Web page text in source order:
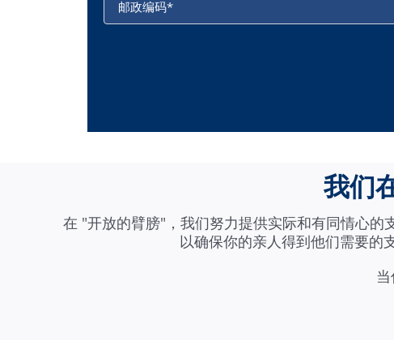
邮政编码*
我们
在 "开放的臂膀"，我们努力提供实际和有同情心的
以确保你的亲人得到他们需要的